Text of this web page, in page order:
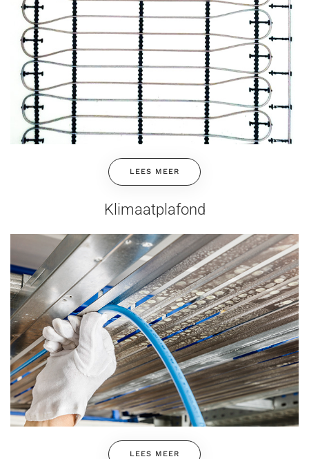
LEES MEER
Klimaatplafond
LEES MEER